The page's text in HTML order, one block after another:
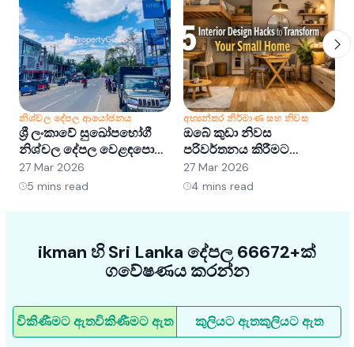
නිශ්චල දේපල ආයෝජනය
ශ්‍රී ලංකාවේ සුඛෝපභෝගී
නිශ්චල දේපල වෙළඳපොළ
අවබෝධ කර ගැනීම:
අවස්ථා සහ ප්‍රවණතා
27 Mar 2026
5 mins read
අභ්‍යන්තර නිර්මාණ සහ නිවස
ඔබේ කුඩා නිවස
පරිවර්තනය කිරීමට
අභ්‍යන්තර සැලසුම් හක්ක
5ක්
27 Mar 2026
4 mins read
ikman හි Sri Lanka දේපල 66672+ක්
ගවේෂණය කරන්න
විකිණීමට ඇතවිකිණීමට ඇත කුලියට ඇතකුලියට ඇත